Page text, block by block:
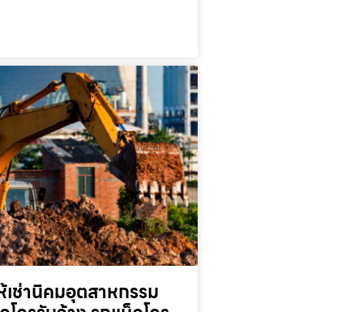
เช่านิคมอุตสาหกรรม